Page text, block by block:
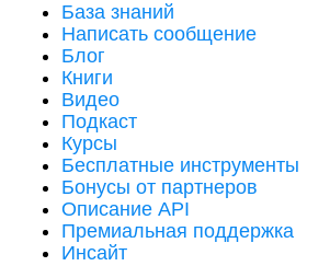
База знаний
Написать сообщение
Блог
Книги
Видео
Подкаст
Курсы
Бесплатные инструменты
Бонусы от партнеров
Описание API
Премиальная поддержка
Инсайт